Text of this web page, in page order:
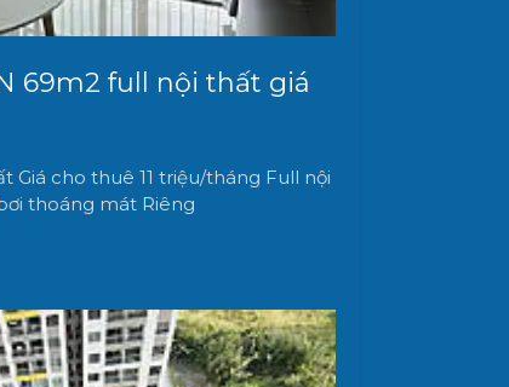
69m2 full nội thất giá
Giá cho thuê 11 triệu/tháng Full nội
thoáng mát Riêng